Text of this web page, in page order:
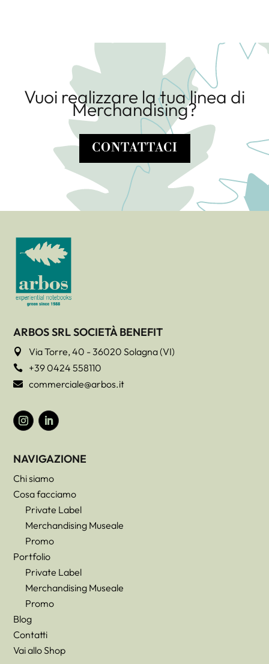
Vuoi realizzare la tua linea di
Merchandising?
CONTATTACI
ARBOS SRL SOCIETÀ BENEFIT
 Via Torre, 40 - 36020 Solagna (VI)
 +39 0424 558110
 commerciale@arbos.it
NAVIGAZIONE
Chi siamo
Cosa facciamo
Private Label
Merchandising Museale
Promo
Portfolio
Private Label
Merchandising Museale
Promo
Blog
Contatti
Vai allo Shop